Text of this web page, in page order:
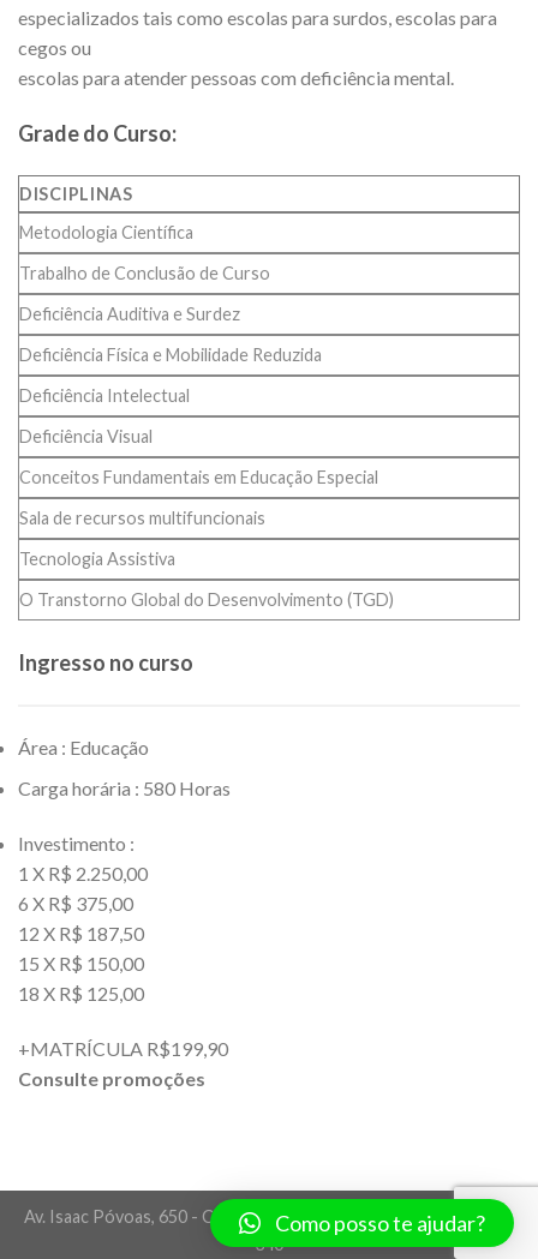
especializados tais como escolas para surdos, escolas para
cegos ou
escolas para atender pessoas com deficiência mental.
Grade do Curso:
DISCIPLINAS
Metodologia Científica
Trabalho de Conclusão de Curso
Deficiência Auditiva e Surdez
Deficiência Física e Mobilidade Reduzida
Deficiência Intelectual
Deficiência Visual
Conceitos Fundamentais em Educação Especial
Sala de recursos multifuncionais
Tecnologia Assistiva
O Transtorno Global do Desenvolvimento (TGD)
Ingresso no curso
Área : Educação
Carga horária : 580 Horas
Investimento :
1 X R$ 2.250,00
6 X R$ 375,00
12 X R$ 187,50
15 X R$ 150,00
18 X R$ 125,00
+MATRÍCULA R$199,90
Consulte promoções
Av. Isaac Póvoas, 650 - Centro Norte - Cuiabá/MT - CEP 78005-
340
Como posso te ajudar?